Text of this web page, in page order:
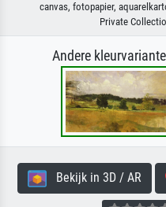
canvas, fotopapier,
Private
Andere
Bekijk in 3D / AR